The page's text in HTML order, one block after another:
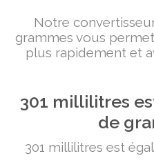
Notre
grammes vous
plus rapidement et
301 millilitres
de
301 millilitres est